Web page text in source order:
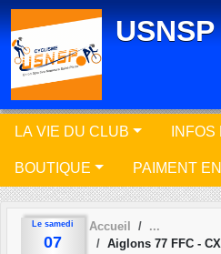
LA VIE DU CLUB
BOUTIQUE PAIMENT
Le samedi
07
Accueil
Aiglons 77 FFC -
Panneau de gestion des cookies